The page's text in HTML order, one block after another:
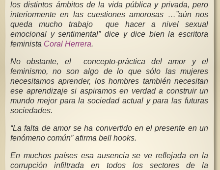
los distintos ámbitos de la vida pública y privada, pero
interiormente en las cuestiones amorosas …”aún nos
queda mucho trabajo que hacer a nivel sexual
emocional y sentimental” dice y dice bien la escritora
feminista Coral Herrera.
No obstante, el concepto-práctica del amor y el
feminismo, no son algo de lo que sólo las mujeres
necesitamos aprender, los hombres también necesitan
ese aprendizaje si aspiramos en verdad a construir un
mundo mejor para la sociedad actual y para las futuras
sociedades.
“La falta de amor se ha convertido en el presente en un
fenómeno común” afirma bell hooks.
En muchos países esa ausencia se ve reflejada en la
corrupción infiltrada en todos los sectores de la